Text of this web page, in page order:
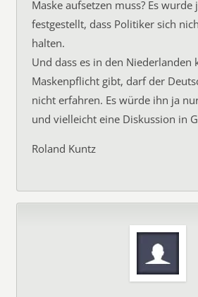
Maske aufsetzen muss? Es wurde
festgestellt, dass Politiker sich
halten.
Und dass es in den Niederlanden
Maskenpflicht gibt, darf der
nicht erfahren. Es würde ihn ja
und vielleicht eine Diskussion in
Roland Kuntz